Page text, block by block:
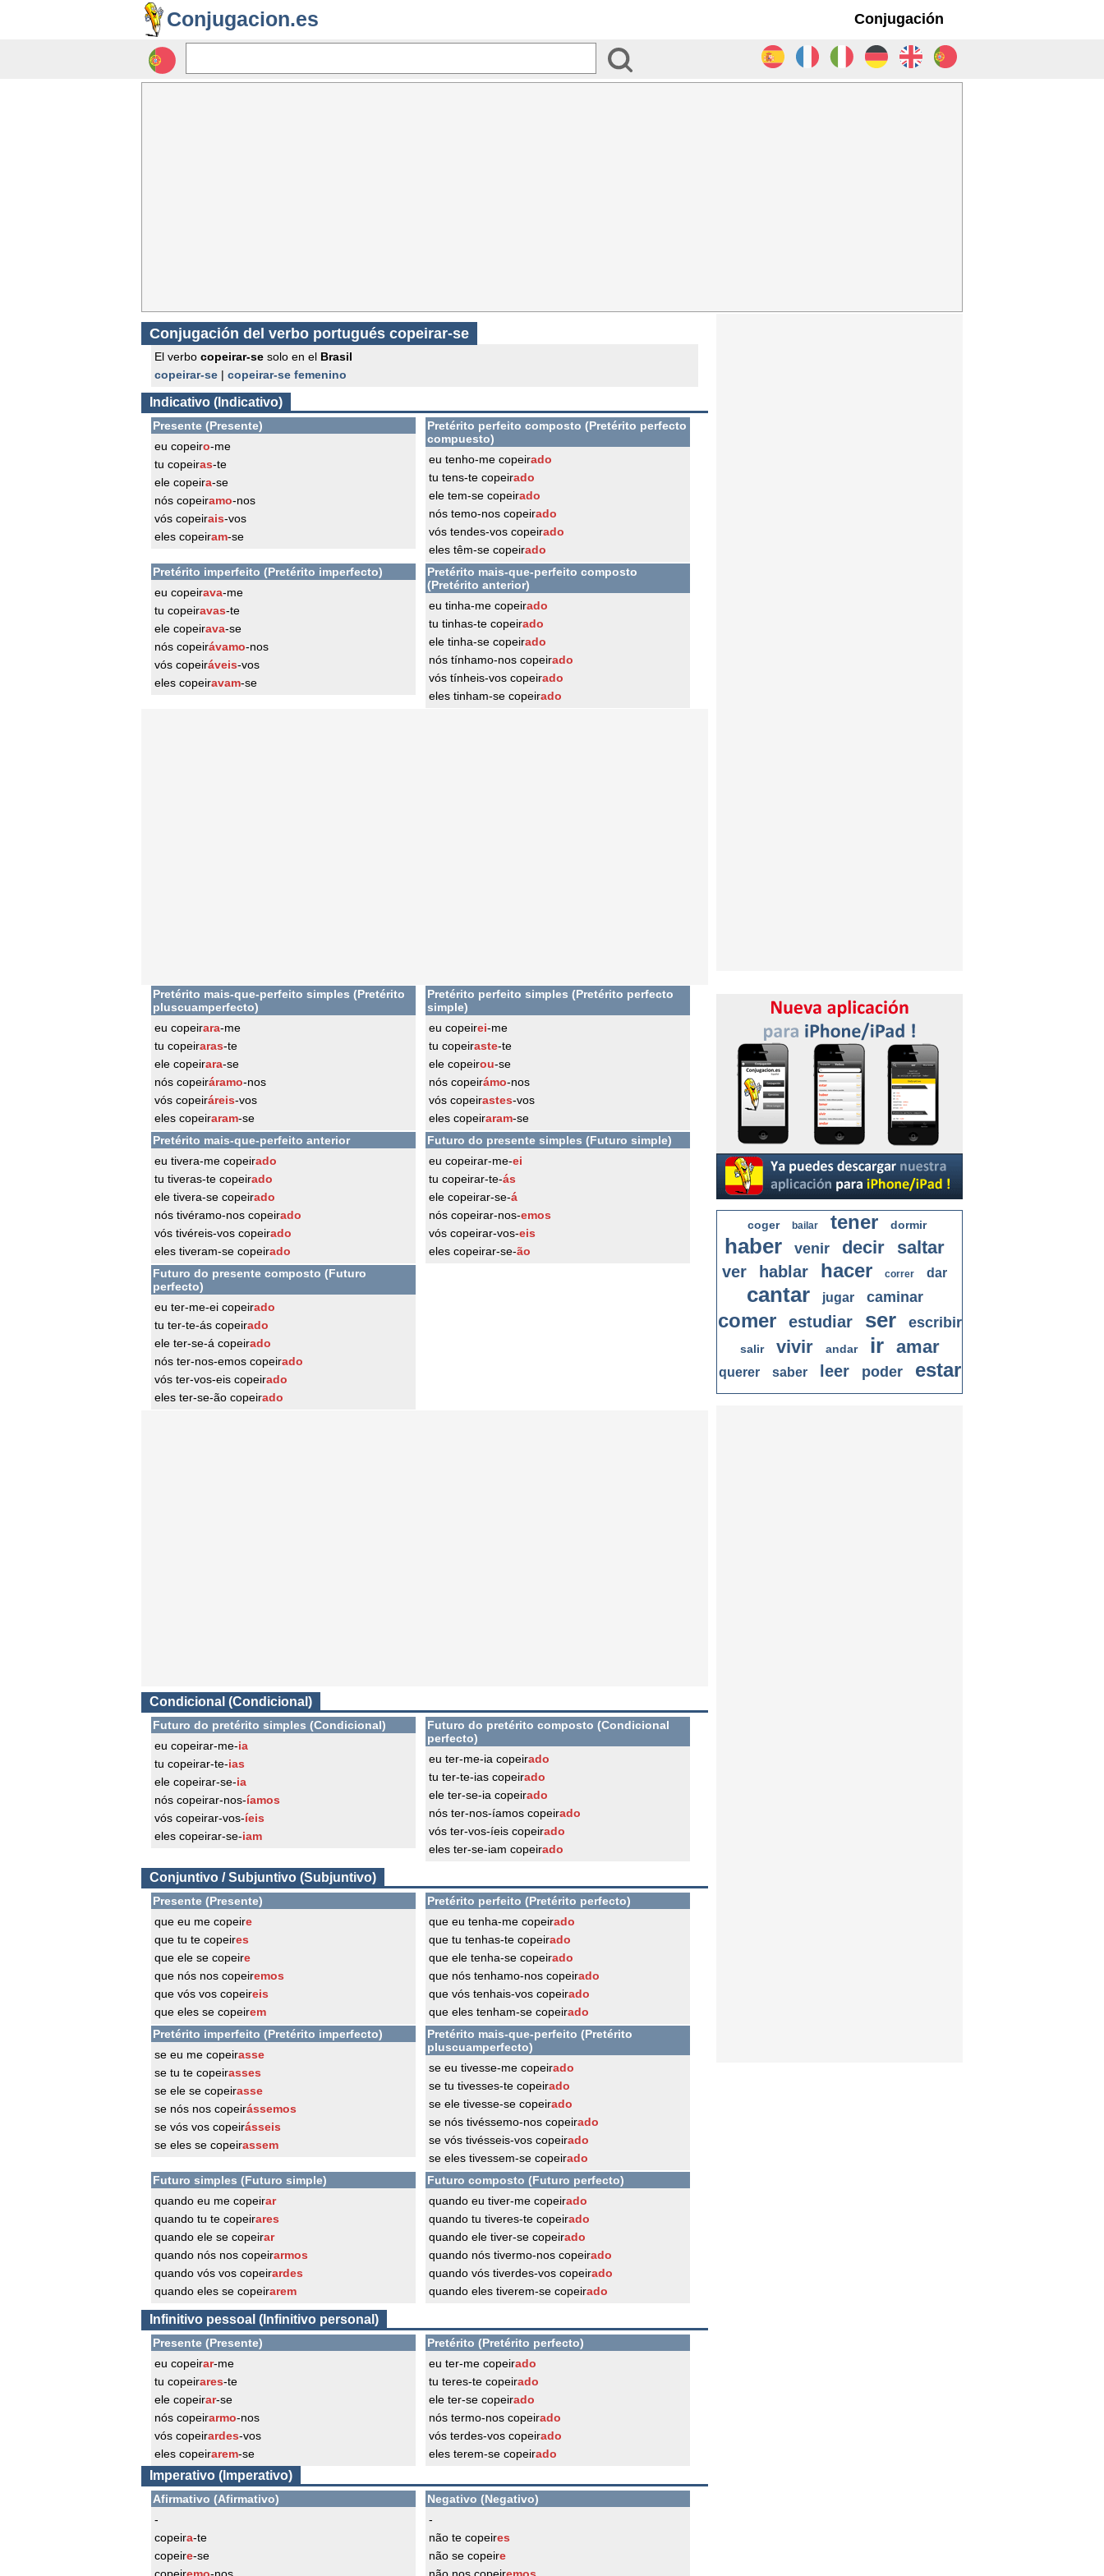
Conjugacion.es Conjugación
Conjugación del verbo portugués copeirar-se
El verbo copeirar-se solo en el Brasil
copeirar-se | copeirar-se femenino
Indicativo (Indicativo)
Presente (Presente)
eu copeiro-me
tu copeiras-te
ele copeira-se
nós copeiramo-nos
vós copeirais-vos
eles copeiram-se
Pretérito perfeito composto (Pretérito perfecto
compuesto)
eu tenho-me copeirado
tu tens-te copeirado
ele tem-se copeirado
nós temo-nos copeirado
vós tendes-vos copeirado
eles têm-se copeirado
Pretérito imperfeito (Pretérito imperfecto)
eu copeirava-me
tu copeiravas-te
ele copeirava-se
nós copeirávamo-nos
vós copeiráveis-vos
eles copeiravam-se
Pretérito mais-que-perfeito composto
(Pretérito anterior)
eu tinha-me copeirado
tu tinhas-te copeirado
ele tinha-se copeirado
nós tínhamo-nos copeirado
vós tínheis-vos copeirado
eles tinham-se copeirado
Pretérito mais-que-perfeito simples (Pretérito
pluscuamperfecto)
eu copeirara-me
tu copeiraras-te
ele copeirara-se
nós copeiráramo-nos
vós copeiráreis-vos
eles copeiraram-se
Pretérito perfeito simples (Pretérito perfecto
simple)
eu copeirei-me
tu copeiraste-te
ele copeirou-se
nós copeirámo-nos
vós copeirastes-vos
eles copeiraram-se
Pretérito mais-que-perfeito anterior
eu tivera-me copeirado
tu tiveras-te copeirado
ele tivera-se copeirado
nós tivéramo-nos copeirado
vós tivéreis-vos copeirado
eles tiveram-se copeirado
Futuro do presente simples (Futuro simple)
eu copeirar-me-ei
tu copeirar-te-ás
ele copeirar-se-á
nós copeirar-nos-emos
vós copeirar-vos-eis
eles copeirar-se-ão
Futuro do presente composto (Futuro
perfecto)
eu ter-me-ei copeirado
tu ter-te-ás copeirado
ele ter-se-á copeirado
nós ter-nos-emos copeirado
vós ter-vos-eis copeirado
eles ter-se-ão copeirado
Condicional (Condicional)
Futuro do pretérito simples (Condicional)
eu copeirar-me-ia
tu copeirar-te-ias
ele copeirar-se-ia
nós copeirar-nos-íamos
vós copeirar-vos-íeis
eles copeirar-se-iam
Futuro do pretérito composto (Condicional
perfecto)
eu ter-me-ia copeirado
tu ter-te-ias copeirado
ele ter-se-ia copeirado
nós ter-nos-íamos copeirado
vós ter-vos-íeis copeirado
eles ter-se-iam copeirado
Conjuntivo / Subjuntivo (Subjuntivo)
Presente (Presente)
que eu me copeire
que tu te copeires
que ele se copeire
que nós nos copeiremos
que vós vos copeireis
que eles se copeirem
Pretérito perfeito (Pretérito perfecto)
que eu tenha-me copeirado
que tu tenhas-te copeirado
que ele tenha-se copeirado
que nós tenhamo-nos copeirado
que vós tenhais-vos copeirado
que eles tenham-se copeirado
Pretérito imperfeito (Pretérito imperfecto)
se eu me copeirasse
se tu te copeirasses
se ele se copeirasse
se nós nos copeirássemos
se vós vos copeirásseis
se eles se copeirassem
Pretérito mais-que-perfeito (Pretérito
pluscuamperfecto)
se eu tivesse-me copeirado
se tu tivesses-te copeirado
se ele tivesse-se copeirado
se nós tivéssemo-nos copeirado
se vós tivésseis-vos copeirado
se eles tivessem-se copeirado
Futuro simples (Futuro simple)
quando eu me copeirar
quando tu te copeirares
quando ele se copeirar
quando nós nos copeirarmos
quando vós vos copeirardes
quando eles se copeirarem
Futuro composto (Futuro perfecto)
quando eu tiver-me copeirado
quando tu tiveres-te copeirado
quando ele tiver-se copeirado
quando nós tivermo-nos copeirado
quando vós tiverdes-vos copeirado
quando eles tiverem-se copeirado
Infinitivo pessoal (Infinitivo personal)
Presente (Presente)
eu copeirar-me
tu copeirares-te
ele copeirar-se
nós copeirarmo-nos
vós copeirardes-vos
eles copeirarem-se
Pretérito (Pretérito perfecto)
eu ter-me copeirado
tu teres-te copeirado
ele ter-se copeirado
nós termo-nos copeirado
vós terdes-vos copeirado
eles terem-se copeirado
Imperativo (Imperativo)
Afirmativo (Afirmativo)
-
copeira-te
copeire-se
Negativo (Negativo)
-
não te copeires
não se copeire
coger bailar tener dormir
haber venir decir saltar
ver hablar hacer correr dar
cantar jugar caminar
comer estudiar ser escribir
salir vivir andar ir amar
querer saber leer poder estar